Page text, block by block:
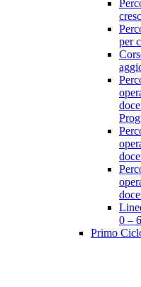
per
0 – 6
Primo